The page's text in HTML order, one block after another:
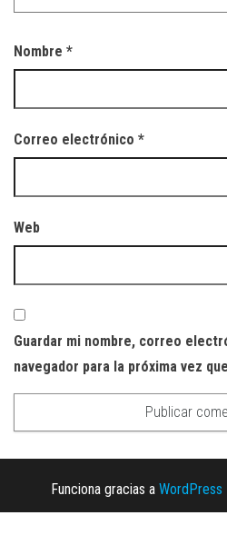
Nombre *
Correo electrónico *
Web
Guardar mi nombre, correo
navegador para la próxima vez
Funciona gracias a WordPress